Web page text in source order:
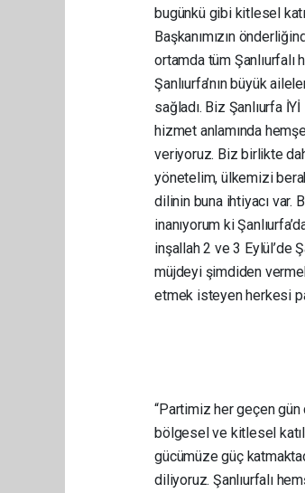
bugünkü gibi kitlesel
Başkanımızın
ortamda tüm
Şanlıurfa’nın büyük
sağladı. Biz Şanlıurfa
hizmet anlamında
veriyoruz. Biz birlikte
yönetelim, ülkemizi
dilinin buna ihtiyacı var.
inanıyorum ki
inşallah 2 ve 3 Eylül’de
müjdeyi şimdiden
etmek isteyen herkesi
“Partimiz her geçen gün
bölgesel ve kitlesel
gücümüze güç
diliyoruz. Şanlıurfalı